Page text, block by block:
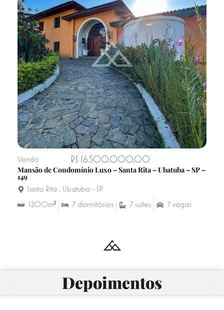
Venda
R$ 16.500.000,00
Mansão de Condomínio Luxo – Santa Rita – Ubatuba – SP –
149
Santa Rita , Ubatuba - SP
1200m²
7 dormitórios 7 suítes 7 vagas
Depoimentos